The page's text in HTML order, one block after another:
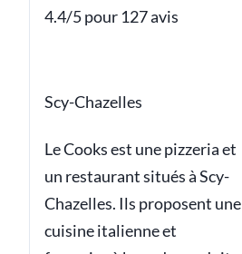
4.4/5 pour 127 avis
Scy-Chazelles
Le Cooks est une pizzeria et
un restaurant situés à Scy-
Chazelles. Ils proposent une
cuisine italienne et